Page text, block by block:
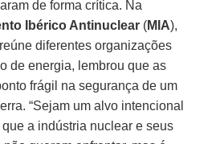
de forma crítica. Na
Ibérico Antinuclear (MIA),
diferentes organizações
de energia, lembrou que as
frágil na segurança de um
“Sejam um alvo intencional
a indústria nuclear e seus